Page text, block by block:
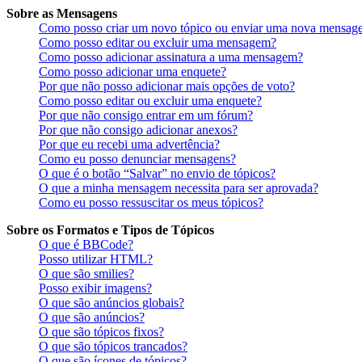
Sobre as Mensagens
Como posso criar um novo tópico ou enviar uma nova
Como posso editar ou excluir uma mensagem?
Como posso adicionar assinatura a uma mensagem?
Como posso adicionar uma enquete?
Por que não posso adicionar mais opções de voto?
Como posso editar ou excluir uma enquete?
Por que não consigo entrar em um fórum?
Por que não consigo adicionar anexos?
Por que eu recebi uma advertência?
Como eu posso denunciar mensagens?
O que é o botão “Salvar” no envio de tópicos?
O que a minha mensagem necessita para ser aprovada?
Como eu posso ressuscitar os meus tópicos?
Sobre os Formatos e Tipos de Tópicos
O que é BBCode?
Posso utilizar HTML?
O que são smilies?
Posso exibir imagens?
O que são anúncios globais?
O que são anúncios?
O que são tópicos fixos?
O que são tópicos trancados?